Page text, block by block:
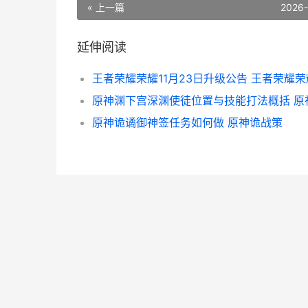
« 上一篇
延伸阅读
原神诡谲御神签任务如何做 原神诡战策